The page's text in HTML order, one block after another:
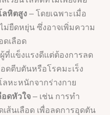
หิตสูง – โดยเฉพาะเมื่อ
ม่ยืดหยุ่น ซึ่งอาจเพิ่มความ
ดเลือด
ที่แข็งแรงดีแต่ต้องการลด
ดตีบตันหรือโรคมะเร็ง
หะหนักจากร่างกาย
อดหัวใจ – เช่น การทำ
ส้นเลือด เพื่อลดการอุดตัน